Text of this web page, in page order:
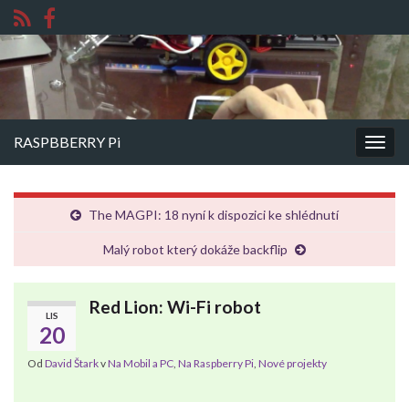
RASPBBERRY Pi
The MAGPI: 18 nyní k dispozici ke shlédnutí
Malý robot který dokáže backflip
LIS
20
Red Lion: Wi-Fi robot
Od David ŠtarkvNa Mobil a PC, Na Raspberry Pi, Nové projekty